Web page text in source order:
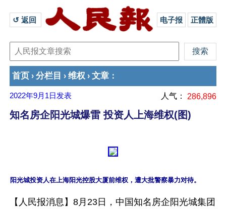
↺ 返回 电子报 正體版
首页 › 分栏目 › 维权 › 文章 ：
2022年9月1日 发表 人气： 286,896
知名房企阳光城爆雷 投资人上海维权(图)
【人民报消息】8月23日，中国知名房企阳光城集团